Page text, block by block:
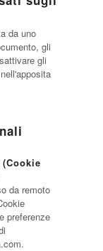
da uno
gli
gli
da remoto
preferenze